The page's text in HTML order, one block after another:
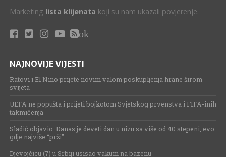
Marketing lista klijenata koji su nam ukazali povjerenje.
ok
NAJNOVIJE VIJESTI
Ratovi i El Nino prijete novim valom poskupljenja hrane širom
svijeta
UEFA ne popušta i prijeti bojkotom Svjetskog prvenstva i FIFA-inih
takmičenja
Sladić objavio: Danas je deveti dan u nizu sa više od 40 stepeni, evo
gdje najviše “prži”
Djevojčicu (7) u Srbiji usisao vakum na bazenu